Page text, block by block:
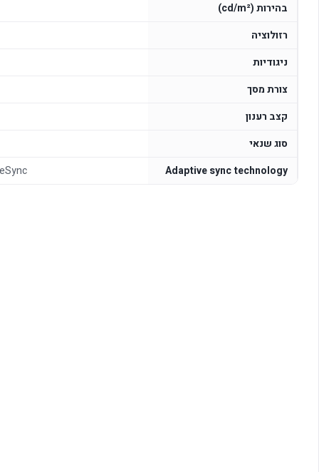
בהירות (cd/m²)
רזולוציה
ניגודיות
צורת מסך
קצב רענון
סוג שנאי
Adaptive sync technology